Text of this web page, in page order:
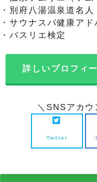
・別府八湯温泉道名人
・サウナスパ健康アド
・バスリエ検定
詳しいプロフィ
＼SNSアカ
Twitter